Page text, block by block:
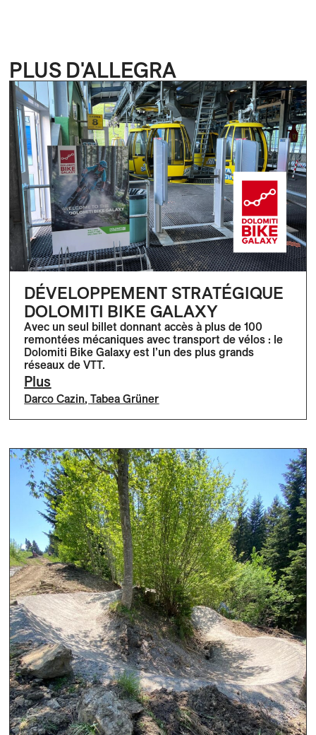
PLUS D'ALLEGRA
DÉVELOPPEMENT STRATÉGIQUE
DOLOMITI BIKE GALAXY
Avec un seul billet donnant accès à plus de 100
remontées mécaniques avec transport de vélos : le
Dolomiti Bike Galaxy est l’un des plus grands
réseaux de VTT.
Plus
Darco Cazin,Tabea Grüner